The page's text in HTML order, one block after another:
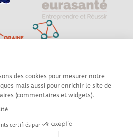
des cookies pour mesurer notre
mais aussi pour enrichir le site de
(commentaires et widgets).
certifiés par
en contact : Echosciences
social des amateurs de
du territoire
de confidentialité